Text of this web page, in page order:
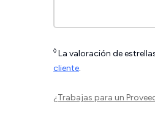
◊ La valoración de
cliente.
¿Trabajas para un